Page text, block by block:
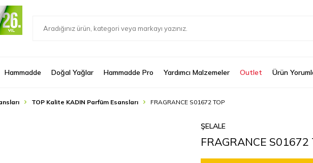
Hammadde Doğal Yağlar Hammadde Pro Yardımcı Malzemeler Outlet Ürün
TOP Kalite KADIN Parfüm Esansları FRAGRANCE S01672 TOP
ŞELALE
FRAGRANCE S01672